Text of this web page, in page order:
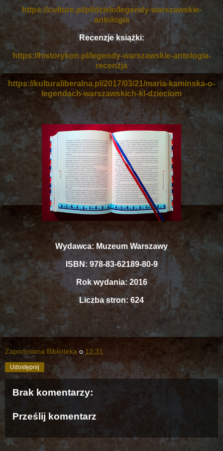
https://culture.pl/pl/dzielo/legendy-warszawskie-
antologia
Recenzje książki:
https://historykon.pl/legendy-warszawskie-antologia-
recenzja
https://kulturaliberalna.pl/2017/03/21/maria-kaminska-o-
legendach-warszawskich-kl-dzieciom
Wydawca: Muzeum Warszawy
ISBN: 978-83-62189-80-9
Rok wydania: 2016
Liczba stron: 624
Zapomniana Biblioteka o 12:31
Udostępnij
Brak komentarzy:
Prześlij komentarz